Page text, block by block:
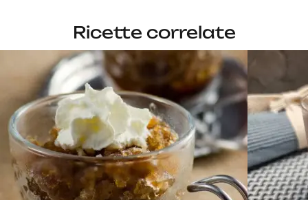
Ricette correlate